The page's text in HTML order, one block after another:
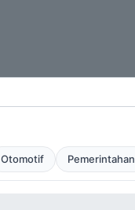
Otomotif Pemerintahan